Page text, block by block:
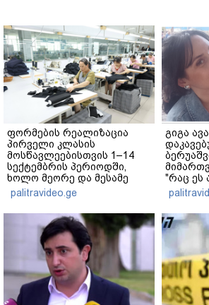
ფორმების რეალიზაცია
პირველი კლასის
მოსწავლეებისთვის 1–14
სექტემბრის პერიოდში,
ხოლო მეორე და მესამე
ეტაპებზე...
palitravideo.ge
გიგა
"რაც ეს
ჩემს
თავს,
ვარ"